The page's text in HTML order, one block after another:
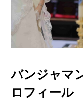
バンジャマ
ロフィール